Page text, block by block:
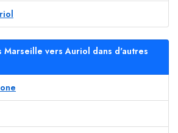
vers Auriol dans d'autres